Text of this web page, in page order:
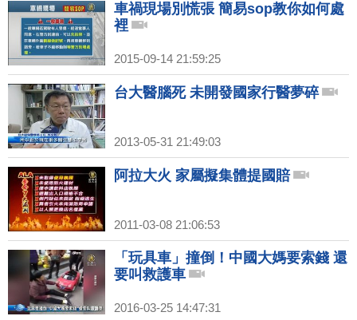
車禍現場別慌張 簡易sop教你如何處
裡
2015-09-14 21:59:25
台大醫腦死 未開發國家行醫夢碎
2013-05-31 21:49:03
阿拉大火 家屬擬集體提國賠
2011-03-08 21:06:53
「玩具車」撞倒！中國大媽要索錢 還
要叫救護車
2016-03-25 14:47:31